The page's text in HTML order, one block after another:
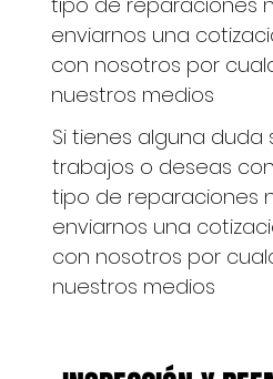
enviarnos una
con nosotros por
nuestros medios
Si tienes alguna duda
trabajos o deseas
tipo de reparaciones
enviarnos una
con nosotros por
nuestros medios